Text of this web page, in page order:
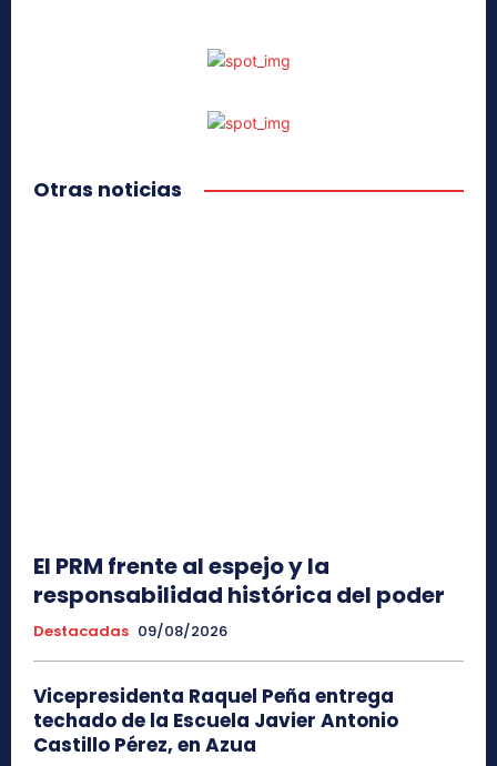
Otras noticias
El PRM frente al espejo y la
responsabilidad histórica del poder
Destacadas 09/08/2026
Vicepresidenta Raquel Peña entrega
techado de la Escuela Javier Antonio
Castillo Pérez, en Azua